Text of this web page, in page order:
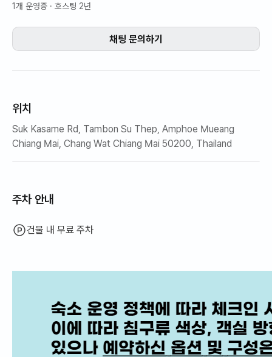
1개 운영중 · 호스팅 2년
채팅 문의하기
위치
Suk Kasame Rd, Tambon Su Thep, Amphoe Mueang
Chiang Mai, Chang Wat Chiang Mai 50200, Thailand
주차 안내
건물 내 무료 주차